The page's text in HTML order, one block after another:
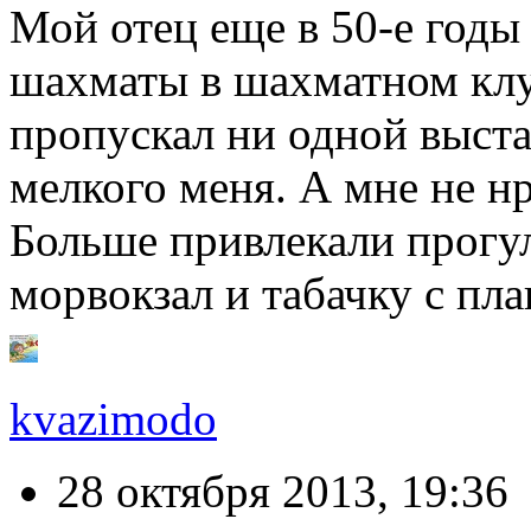
Мой отец еще в 50-е годы
шахматы в шахматном
пропускал ни одной
мелкого меня. А мне не
Больше привлекали
морвокзал и табачку с
kvazimodo
28 октября 2013, 19:36